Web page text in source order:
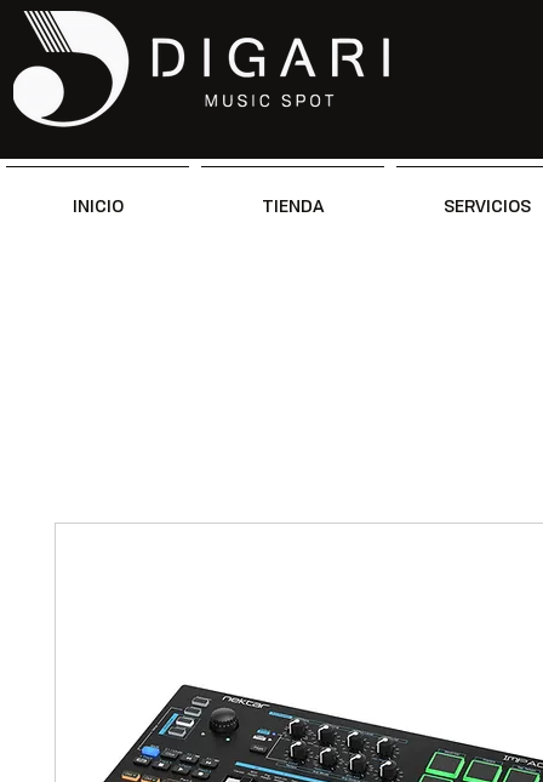
INICIO TIENDA SERVICIOS